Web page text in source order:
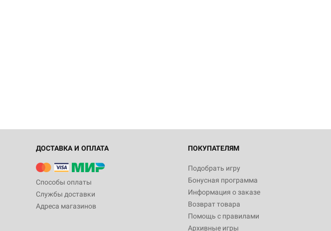
ДОСТАВКА И ОПЛАТА
Способы оплаты
Службы доставки
Адреса магазинов
ПОКУПАТЕЛЯМ
Подобрать игру
Бонусная программа
Информация о заказе
Возврат товара
Помощь с правилами
Архивные игры